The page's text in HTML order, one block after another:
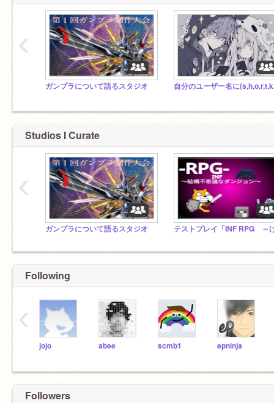
ガンプラについて語るスタジオ
‹
Studios I Curate
ガンプラについて語るスタジオ
‹
Following
jojo abee scmb1 epninja
‹
Followers